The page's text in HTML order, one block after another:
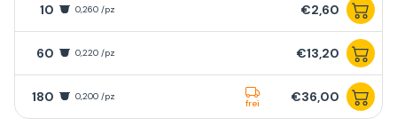
10 0,260 /pz €2,60
60 0,220 /pz €13,20
180 0,200 /pz
frei €36,00